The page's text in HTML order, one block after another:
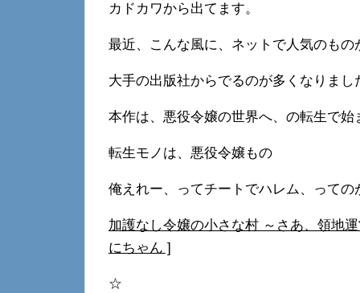
カドカワから出てます。
最近、こんな風に、ネットで人気のもの
大手の出版社からでるのが多くなりまし
本作は、悪役令嬢の世界へ、の転生で始
転生モノは、悪役令嬢もの
俺えれー、ってチートでハレム、っての
加護なし令嬢の小さな村 ～さあ、領地
にちゃん ]
☆